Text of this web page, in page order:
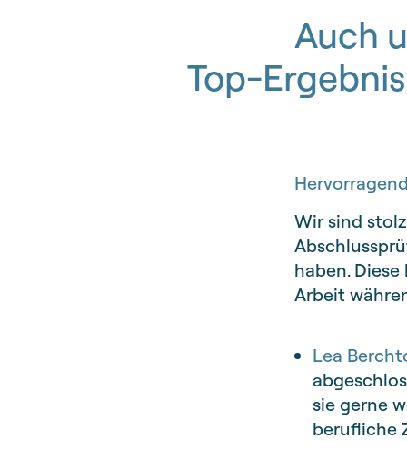
Auch
Top-
Wir sind
haben.
Arbeit
Lea
sie gerne
berufliche